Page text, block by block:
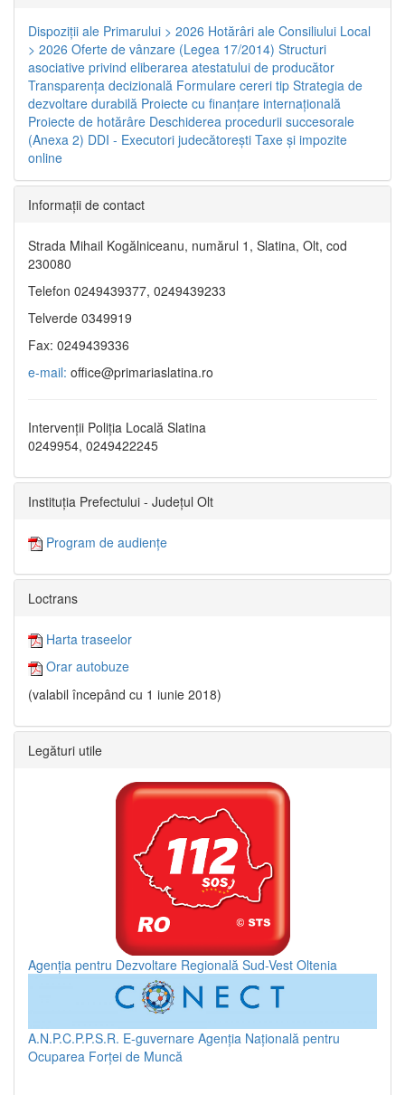
Dispoziţii ale Primarului > 2026 Hotărâri ale Consiliului Local
> 2026 Oferte de vânzare (Legea 17/2014) Structuri
asociative privind eliberarea atestatului de producător
Transparenţa decizională Formulare cereri tip Strategia de
dezvoltare durabilă Proiecte cu finanţare internaţională
Proiecte de hotărâre Deschiderea procedurii succesorale
(Anexa 2) DDI - Executori judecătorești Taxe şi impozite
online
Informaţii de contact
Strada Mihail Kogălniceanu, numărul 1, Slatina, Olt, cod
230080
Telefon 0249439377, 0249439233
Telverde 0349919
Fax: 0249439336
e-mail: office@primariaslatina.ro
Intervenții Poliția Locală Slatina
0249954, 0249422245
Instituția Prefectului - Județul Olt
Program de audiențe
Loctrans
Harta traseelor
Orar autobuze
(valabil începând cu 1 iunie 2018)
Legături utile
Agenția pentru Dezvoltare Regională Sud-Vest Oltenia
A.N.P.C.P.P.S.R. E-guvernare Agenția Națională pentru
Ocuparea Forței de Muncă